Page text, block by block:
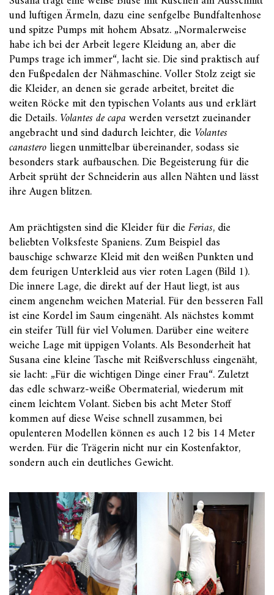
und luftigen Ärmeln, dazu eine senfgelbe Bundfaltenhose
und spitze Pumps mit hohem Absatz. „Normalerweise
habe ich bei der Arbeit legere Kleidung an, aber die
Pumps trage ich immer“, lacht sie. Die sind praktisch auf
den Fußpedalen der Nähmaschine. Voller Stolz zeigt sie
die Kleider, an denen sie gerade arbeitet, breitet die
weiten Röcke mit den typischen Volants aus und erklärt
die Details.Volantes de capawerden versetzt zueinander
angebracht und sind dadurch leichter, die Volantes
canasteroliegen unmittelbar übereinander, sodass sie
besonders stark aufbauschen. Die Begeisterung für die
Arbeit sprüht der Schneiderin aus allen Nähten und lässt
ihre Augen blitzen.
Am prächtigsten sind die Kleider für dieFerias, die
beliebten Volksfeste Spaniens. Zum Beispiel das
bauschige schwarze Kleid mit den weißen Punkten und
dem feurigen Unterkleid aus vier roten Lagen (Bild 1).
Die innere Lage, die direkt auf der Haut liegt, ist aus
einem angenehm weichen Material. Für den besseren Fall
ist eine Kordel im Saum eingenäht. Als nächstes kommt
ein steifer Tüll für viel Volumen. Darüber eine weitere
weiche Lage mit üppigen Volants. Als Besonderheit hat
Susana eine kleine Tasche mit Reißverschluss eingenäht,
sie lacht: „Für die wichtigen Dinge einer Frau“. Zuletzt
das edle schwarz-weiße Obermaterial, wiederum mit
einem leichtem Volant. Sieben bis acht Meter Stoff
kommen auf diese Weise schnell zusammen, bei
opulenteren Modellen können es auch 12 bis 14 Meter
werden. Für die Trägerin nicht nur ein Kostenfaktor,
sondern auch ein deutliches Gewicht.